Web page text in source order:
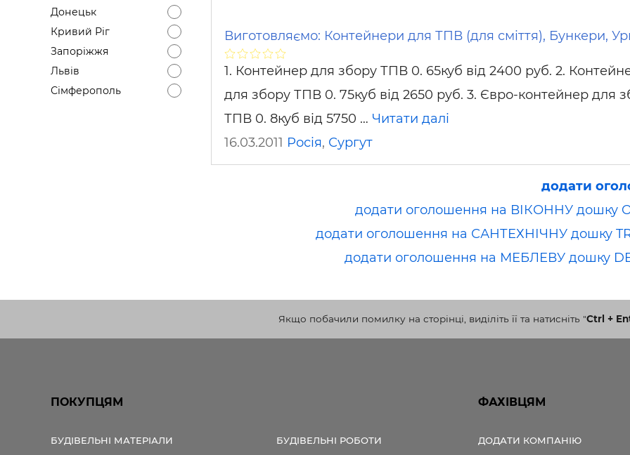
Донецьк
Кривий Ріг
Запоріжжя
Львів
Сімферополь
Виготовляємо: Контейнери для ТПВ (для сміття), Бункери,
1. Контейнер для збору ТПВ 0. 65куб від 2400 руб. 2.
для збору ТПВ 0. 75куб від 2650 руб. 3. Євро-контейнер для
ТПВ 0. 8куб від 5750 … Читати далі
16.03.2011 Росія, Сургут
додати
додати оголошення на ВІКОННУ дошку
додати оголошення на САНТЕХНІЧНУ дошку
додати оголошення на МЕБЛЕВУ дошку
Якщо побачили помилку на сторінці, виділіть її та натисніть "Ctrl +
ПОКУПЦЯМ
БУДІВЕЛЬНІ МАТЕРІАЛИ БУДІВЕЛЬНІ РОБОТИ
ФАХІВЦЯМ
ДОДАТИ КОМПАНІЮ